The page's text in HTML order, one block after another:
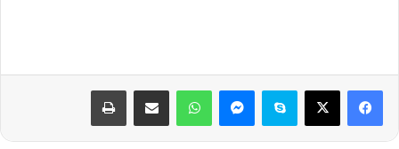
فيسبوك سكايب واتساب